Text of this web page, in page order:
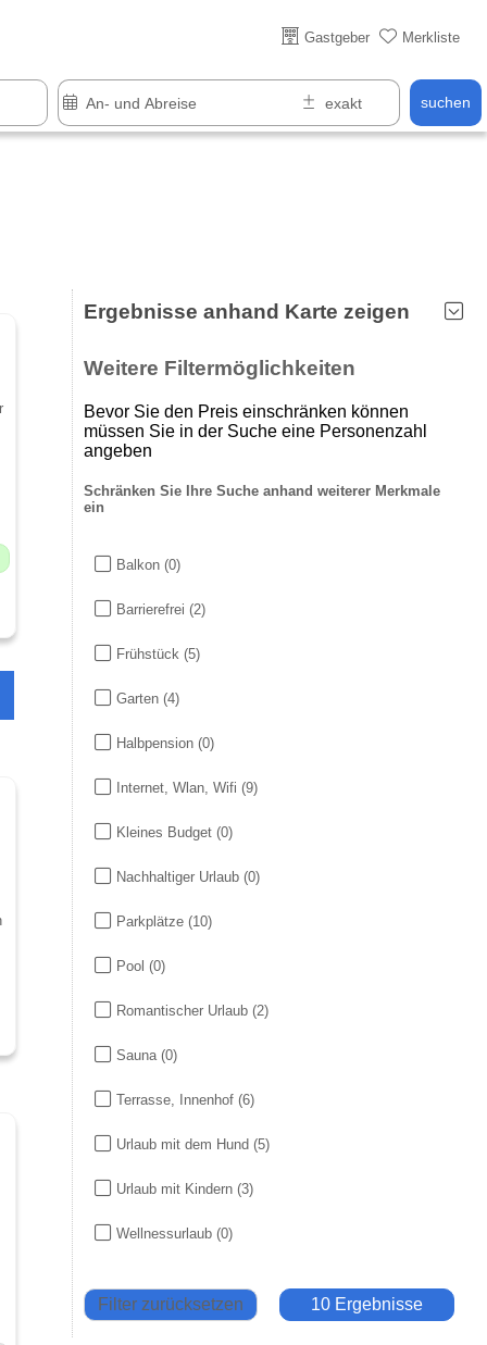
Gastgeber Merkliste
suchen
Über 25 Jahre online
Ergebnisse anhand Karte zeigen
Weitere Filtermöglichkeiten
Bevor Sie den Preis einschränken können
müssen Sie in der Suche eine Personenzahl
angeben
Schränken Sie Ihre Suche anhand weiterer Merkmale
ein
Balkon (0)
Barrierefrei (2)
Frühstück (5)
Garten (4)
Halbpension (0)
Internet, Wlan, Wifi (9)
Kleines Budget (0)
Nachhaltiger Urlaub (0)
Parkplätze (10)
Pool (0)
Romantischer Urlaub (2)
Sauna (0)
Terrasse, Innenhof (6)
Urlaub mit dem Hund (5)
Urlaub mit Kindern (3)
Wellnessurlaub (0)
Filter zurücksetzen 10 Ergebnisse